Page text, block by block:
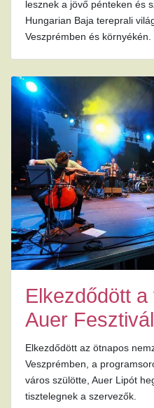
lesznek a jövő pénteken és
Hungarian Baja tereprali
Veszprémben és környékén.
Elkezdődött
Auer Fesztivál
Elkezdődött az ötnapos
Veszprémben, a
város szülötte, Auer Lipót
tisztelegnek a szervezők.